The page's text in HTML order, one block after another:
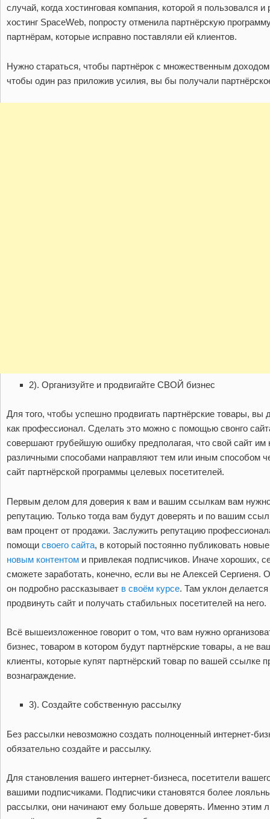
случай, когда хостинговая компания, которой я пользовался
хостинг SpaceWeb, попросту отменила партнёрскую
партнёрам, которые исправно поставляли ей клиентов.
Нужно стараться, чтобы партнёрок с множественным
чтобы один раз приложив усилия, вы бы получали
2). Организуйте и продвигайте СВОЙ бизнес
Для того, чтобы успешно продвигать партнёрские товары,
как профессионал. Сделать это можно с помощью свонго
совершают грубейшую ошибку предполагая, что свой сайт им
различными способами направляют тем или иным способом
сайт партнёрской программы целевых посетителей.
Первым делом для доверия к вам и вашим ссылкам вам
репутацию. Только тогда вам будут доверять и по вашим
вам процент от продажи. Заслужить репутацию
помощи своего сайта, в который постоянно публиковать
новым контентом и привлекая подписчиков. Иначе хороших,
сможете заработать, конечно, если вы не Алексей Сергиеня.
он подробно рассказывает в своём курсе. Там уклон
продвинуть сайт и получать стабильных посетителей на него.
Всё вышеизложенное говорит о том, что вам нужно
бизнес, товаром в котором будут партнёрские товары, а не
клиенты, которые купят партнёрский товар по вашей ссылке
вознаграждение.
3). Создайте собственную рассылку
Без рассылки невозможно создать полноценный интернет-
обязательно создайте и рассылку.
Для становления вашего интернет-бизнеса, посетители
вашими подписчиками. Подписчики становятся более
рассылки, они начинают ему больше доверять. Именно этим